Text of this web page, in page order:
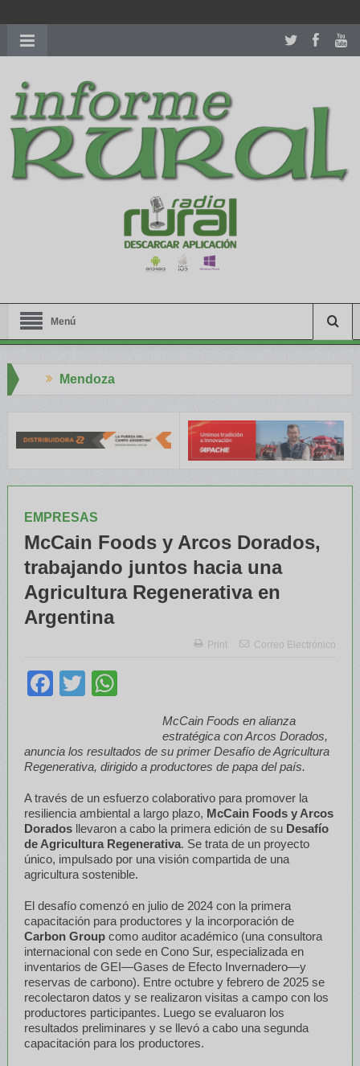
richardmillereplica
women.patekphilippe.tofor sale in usa recognized command with
dining room table ceremony. welcome to our
perfectwatches.is
shop. best youngsexdoll.comwith professional customer
services. 1: 1 design high
https://reallydiamond.com/
Menú
EMPRESAS
McCain Foods y Arcos Dorados,
trabajando juntos hacia una
Agricultura Regenerativa en
Argentina
Print Correo Electrónico
Facebook
Twitter
McCain Foods en alianza
estratégica con Arcos Dorados,
anuncia los resultados de su primer Desafío de Agricultura
Regenerativa, dirigido a productores de papa del país.
A través de un esfuerzo colaborativo para promover la
resiliencia ambiental a largo plazo, McCain Foods y Arcos
Doradosllevaron a cabo la primera edición de su Desafío
de Agricultura Regenerativa. Se trata de un proyecto
único, impulsado por una visión compartida de una
agricultura sostenible.
El desafío comenzó en julio de 2024 con la primera
capacitación para productores y la incorporación de
Carbon Groupcomo auditor académico (una consultora
internacional con sede en Cono Sur, especializada en
inventarios de GEI—Gases de Efecto Invernadero—y
reservas de carbono). Entre octubre y febrero de 2025 se
recolectaron datos y se realizaron visitas a campo con los
productores participantes. Luego se evaluaron los
resultados preliminares y se llevó a cabo una segunda
capacitación para los productores.